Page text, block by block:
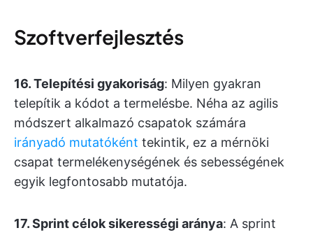
Szoftverfejlesztés
16. Telepítési gyakoriság: Milyen gyakran
telepítik a kódot a termelésbe. Néha az agilis
módszert alkalmazó csapatok számára
irányadó mutatóként tekintik, ez a mérnöki
csapat termelékenységének és sebességének
egyik legfontosabb mutatója.
17. Sprint célok sikerességi aránya: A sprint